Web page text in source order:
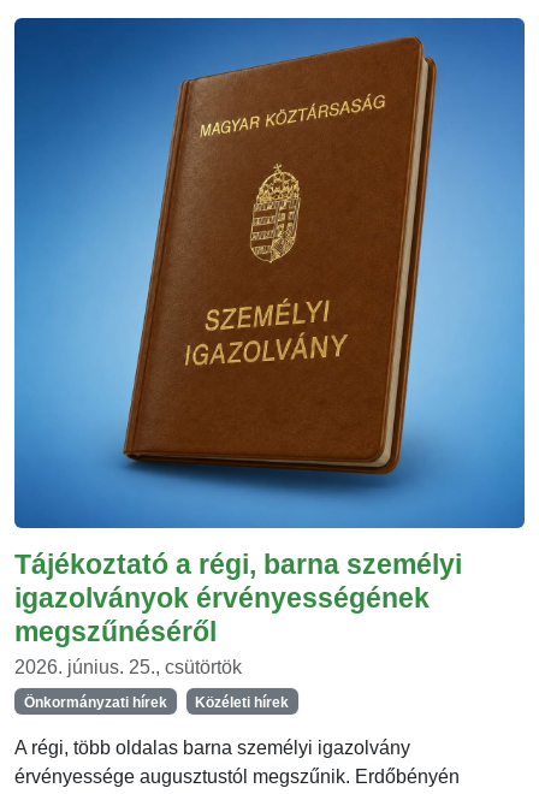
Tájékoztató a régi, barna személyi
igazolványok érvényességének
megszűnéséről
2026. június. 25., csütörtök
Önkormányzati hírek Közéleti hírek
A régi, több oldalas barna személyi igazolvány
érvényessége augusztustól megszűnik. Erdőbényén